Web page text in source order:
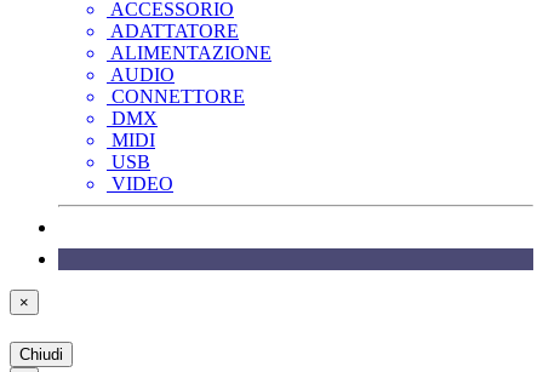
ACCESSORIO
ADATTATORE
ALIMENTAZIONE
AUDIO
CONNETTORE
DMX
MIDI
USB
VIDEO
×
Chiudi